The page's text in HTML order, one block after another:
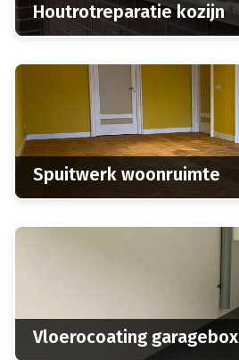
Houtrotreparatie kozijn
Spuitwerk woonruimte
Vloerocoating garagebox